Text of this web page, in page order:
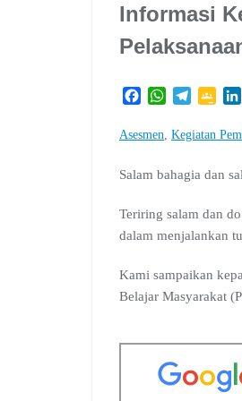
Informasi
c
k
W
a
s
p
l
g
m
G
o
l
a
s
r
m
e
Asesmen, Kegiatan
Salam bahagia dan
Teriring salam dan
dalam menjalankan
Kami sampaikan
Belajar Masyarakat